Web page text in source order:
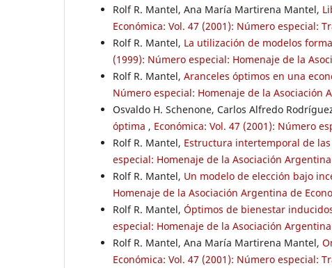
Rolf R. Mantel, Ana María Martirena Mantel,
Económica: Vol. 47 (2001): Número especial:
Rolf R. Mantel, La utilización de modelos
(1999): Número especial: Homenaje de la
Rolf R. Mantel, Aranceles óptimos en una
Número especial: Homenaje de la Asociación
Osvaldo H. Schenone, Carlos Alfredo
óptima , Económica: Vol. 47 (2001): Número
Rolf R. Mantel, Estructura intertemporal de
especial: Homenaje de la Asociación
Rolf R. Mantel, Un modelo de elección bajo
Homenaje de la Asociación Argentina de
Rolf R. Mantel, Óptimos de bienestar
especial: Homenaje de la Asociación
Rolf R. Mantel, Ana María Martirena Mantel,
Económica: Vol. 47 (2001): Número especial: